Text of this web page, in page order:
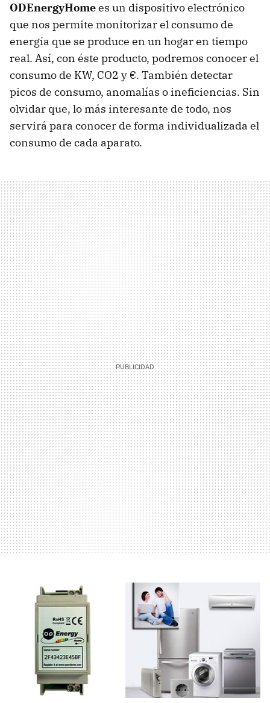
ODEnergyHomees un dispositivo electrónico
que nos permite monitorizar el consumo de
energía que se produce en un hogar en tiempo
real. Así, con éste producto, podremos conocer el
consumo de KW, CO2 y €. También detectar
picos de consumo, anomalías o ineficiencias. Sin
olvidar que, lo más interesante de todo, nos
servirá para conocer de forma individualizada el
consumo de cada aparato.